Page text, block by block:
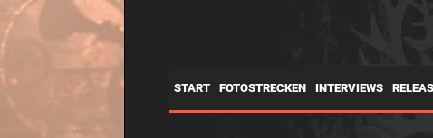
START FOTOSTRECKEN INTERVIEWS